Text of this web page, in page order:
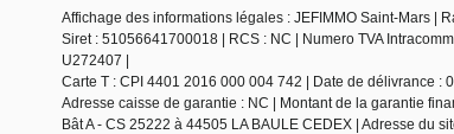
Affichage des informations légales : JEFIMMO Saint-Mars |
Siret : 51056641700018 | RCS : NC | Numero TVA
U272407 |
Carte T : CPI 4401 2016 000 004 742 | Date de délivrance :
Adresse caisse de garantie : NC | Montant de la garantie
Bât A - CS 25222 à 44505 LA BAULE CEDEX | Adresse du